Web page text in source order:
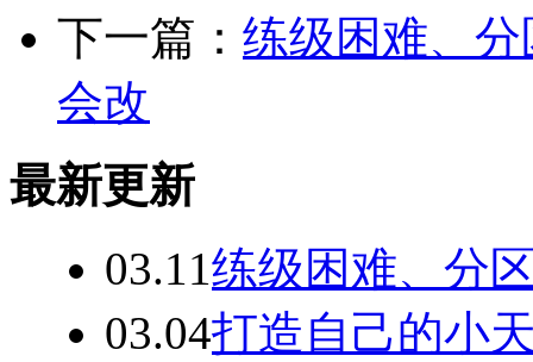
下一篇： 练级困难、
会改
最新更新
03.11练级困难、分
03.04打造自己的小